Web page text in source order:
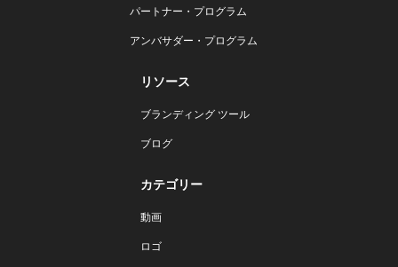
パートナー・プログラム
アンバサダー・プログラム
リソース
ブランディング ツール
ブログ
カテゴリー
動画
ロゴ